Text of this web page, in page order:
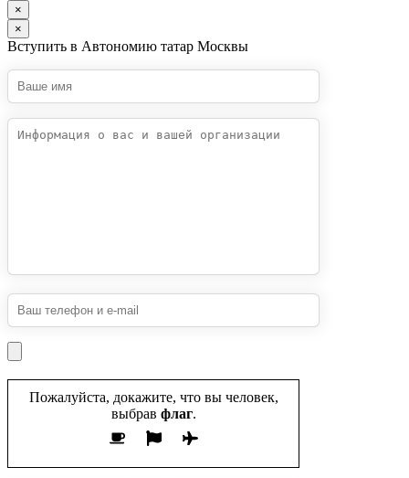
×
×
Вступить в Автономию татар Москвы
Пожалуйста, докажите, что вы человек,
выбрав флаг.